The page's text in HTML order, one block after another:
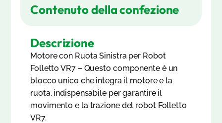
Contenuto della confezione
Descrizione
Motore con Ruota Sinistra per Robot
Folletto VR7– Questo componente è un
blocco unico che integra il motore e la
ruota, indispensabile per garantire il
movimento e la trazionedel robot Folletto
VR7.